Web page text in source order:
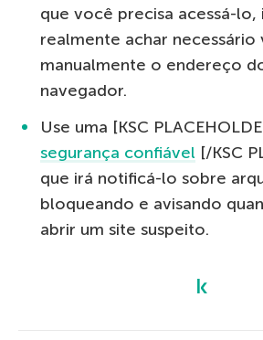
que você precisa acessá-lo,
realmente achar necessário
manualmente o endereço
navegador.
Use uma [KSC
segurança confiável [/KSC
que irá notificá-lo sobre
bloqueando e avisando
abrir um site suspeito.